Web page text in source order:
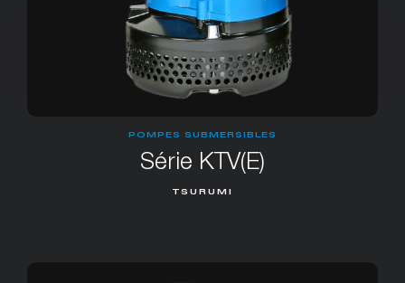
POMPES SUBMERSIBLES
Série KTV(E)
TSURUMI